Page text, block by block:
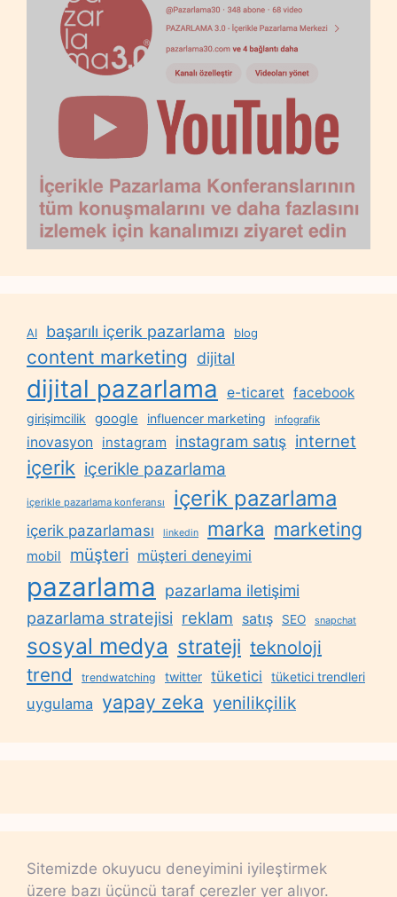
AI başarılı içerik pazarlama blog
content marketing dijital
dijital pazarlama e-ticaret facebook
girişimcilik google influencer marketing infografik
inovasyon instagram instagram satış internet
içerik içerikle pazarlama
içerikle pazarlama konferansı içerik pazarlama
içerik pazarlaması linkedin marka marketing
mobil müşteri müşteri deneyimi
pazarlama
pazarlama iletişimi
pazarlama stratejisi reklam satış SEO snapchat
sosyal medya strateji teknoloji
trend trendwatching twitter tüketici tüketici trendleri
uygulama yapay zeka yenilikçilik
Sitemizde okuyucu deneyimini iyileştirmek
üzere bazı üçüncü taraf çerezler yer alıyor.